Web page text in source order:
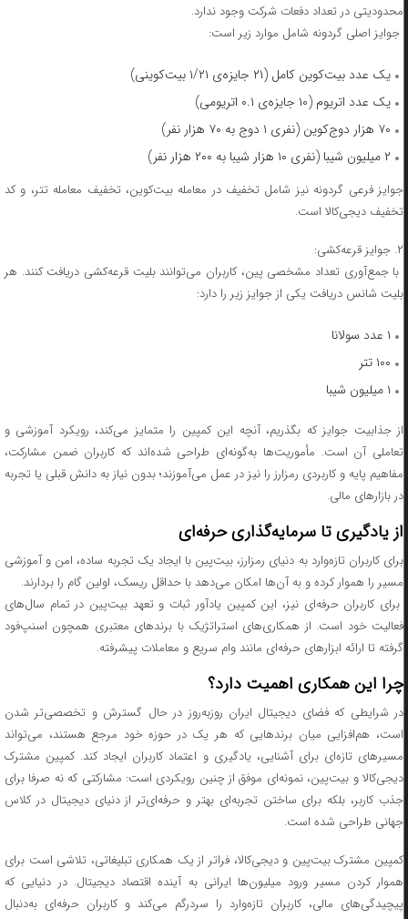
محدودیتی در تعداد دفعات شرکت وجود ندارد.
جوایز اصلی گردونه شامل موارد زیر است:
یک عدد بیت‌کوین کامل (۲۱ جایزه‌ی ۱/۲۱ بیت‌کوینی)
یک عدد اتریوم (۱۰ جایزه‌ی ۰.۱ اتریومی)
۷۰ هزار دوج‌کوین (نفری ۱ دوج به ۷۰ هزار نفر)
۲ میلیون شیبا (نفری ۱۰ هزار شیبا به ۲۰۰ هزار نفر)
جوایز فرعی گردونه نیز شامل تخفیف در معامله بیت‌کوین، تخفیف معامله تتر، و کد
تخفیف دیجی‌کالا است.
۲. جوایز قرعه‌کشی:
با جمع‌آوری تعداد مشخصی پین، کاربران می‌توانند بلیت قرعه‌کشی دریافت کنند. هر
بلیت شانس دریافت یکی از جوایز زیر را دارد:
۱۰۰ تتر
از جذابیت جوایز که بگذریم، آنچه این کمپین را متمایز می‌کند، رویکرد آموزشی و
تعاملی آن است. مأموریت‌ها به‌گونه‌ای طراحی شده‌اند که کاربران ضمن مشارکت،
مفاهیم پایه و کاربردی رمزارز را نیز در عمل می‌آموزند؛ بدون نیاز به دانش قبلی یا تجربه
در بازارهای مالی.
از یادگیری تا سرمایه‌گذاری حرفه‌ای
برای کاربران تازه‌وارد به دنیای رمزارز، بیت‌پین با ایجاد یک تجربه ساده، امن و آموزشی
مسیر را هموار کرده و به آن‌ها امکان می‌دهد با حداقل ریسک، اولین گام را بردارند.
برای کاربران حرفه‌ای نیز، این کمپین یادآور ثبات و تعهد بیت‌پین در تمام سال‌های
فعالیت خود است. از همکاری‌های استراتژیک با برندهای معتبری همچون اسنپ‌فود
گرفته تا ارائه ابزارهای حرفه‌ای مانند وام سریع و معاملات پیشرفته.
چرا این همکاری اهمیت دارد؟
در شرایطی که فضای دیجیتال ایران روز‌به‌روز در حال گسترش و تخصصی‌تر شدن
است، هم‌افزایی میان برندهایی که هر یک در حوزه خود مرجع هستند، می‌تواند
مسیرهای تازه‌ای برای آشنایی، یادگیری و اعتماد کاربران ایجاد کند. کمپین مشترک
دیجی‌کالا و بیت‌پین، نمونه‌ای موفق از چنین رویکردی است: مشارکتی که نه صرفا برای
جذب کاربر، بلکه برای ساختن تجربه‌ای بهتر و حرفه‌ای‌تر از دنیای دیجیتال در کلاس
جهانی طراحی شده است.
کمپین مشترک بیت‌پین و دیجی‌کالا، فراتر از یک همکاری تبلیغاتی، تلاشی است برای
هموار کردن مسیر ورود میلیون‌ها ایرانی به آینده اقتصاد دیجیتال. در دنیایی که
پیچیدگی‌های مالی، کاربران تازه‌وارد را سردرگم می‌کند و کاربران حرفه‌ای به‌دنبال